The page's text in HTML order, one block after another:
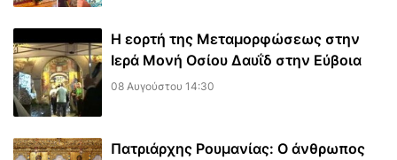
Η εορτή της Μεταμορφώσεως στην
Ιερά Μονή Οσίου Δαυΐδ στην Εύβοια
08 Αυγούστου 14:30
Πατριάρχης Ρουμανίας: Ο άνθρωπος